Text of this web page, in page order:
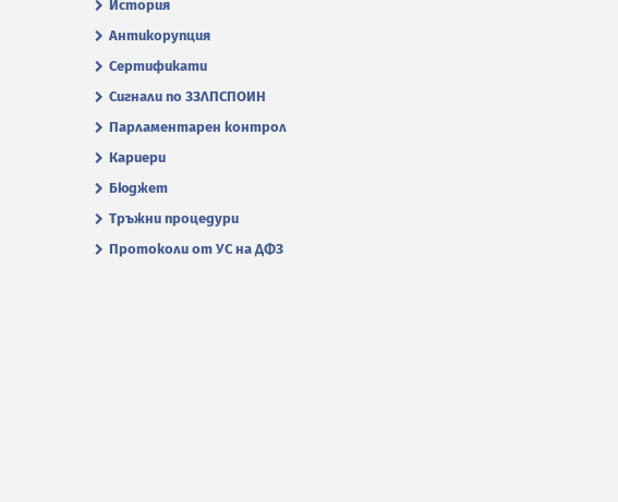
История
Антикорупция
Сертификати
Сигнали по ЗЗЛПСПОИН
Парламентарен контрол
Кариери
Бюджет
Тръжни процедури
Протоколи от УС на ДФЗ